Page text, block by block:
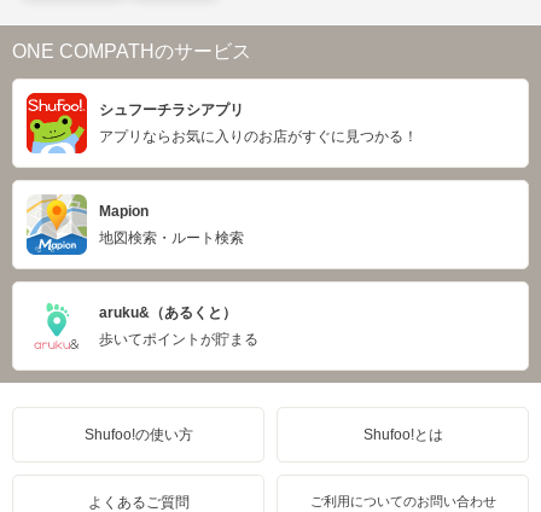
ONE COMPATHのサービス
シュフーチラシアプリ
アプリならお気に入りのお店がすぐに見つかる！
Mapion
地図検索・ルート検索
aruku&（あるくと）
歩いてポイントが貯まる
Shufoo!の使い方 Shufoo!とは
よくあるご質問 ご利用についてのお問い合わせ